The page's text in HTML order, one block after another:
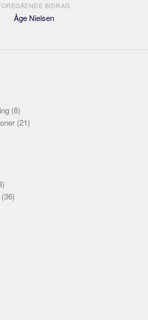
BIDRAG
Åge Nielsen
(8)
(21)
(36)